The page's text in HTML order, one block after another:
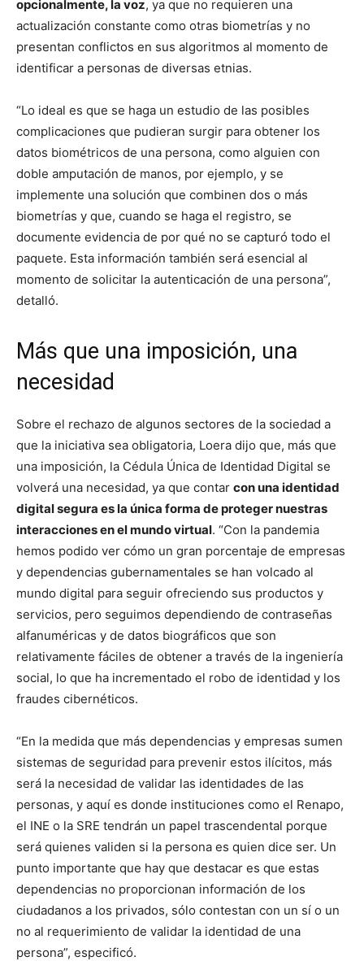
opcionalmente, la voz, ya que no requieren una
actualización constante como otras biometrías y no
presentan conflictos en sus algoritmos al momento de
identificar a personas de diversas etnias.
“Lo ideal es que se haga un estudio de las posibles
complicaciones que pudieran surgir para obtener los
datos biométricos de una persona, como alguien con
doble amputación de manos, por ejemplo, y se
implemente una solución que combinen dos o más
biometrías y que, cuando se haga el registro, se
documente evidencia de por qué no se capturó todo el
paquete. Esta información también será esencial al
momento de solicitar la autenticación de una persona”,
detalló.
Más que una imposición, una
necesidad
Sobre el rechazo de algunos sectores de la sociedad a
que la iniciativa sea obligatoria, Loera dijo que, más que
una imposición, la Cédula Única de Identidad Digital se
volverá una necesidad, ya que contar con una identidad
digital segura es la única forma de proteger nuestras
interacciones en el mundo virtual. “Con la pandemia
hemos podido ver cómo un gran porcentaje de empresas
y dependencias gubernamentales se han volcado al
mundo digital para seguir ofreciendo sus productos y
servicios, pero seguimos dependiendo de contraseñas
alfanuméricas y de datos biográficos que son
relativamente fáciles de obtener a través de la ingeniería
social, lo que ha incrementado el robo de identidad y los
fraudes cibernéticos.
“En la medida que más dependencias y empresas sumen
sistemas de seguridad para prevenir estos ilícitos, más
será la necesidad de validar las identidades de las
personas, y aquí es donde instituciones como el Renapo,
el INE o la SRE tendrán un papel trascendental porque
será quienes validen si la persona es quien dice ser. Un
punto importante que hay que destacar es que estas
dependencias no proporcionan información de los
ciudadanos a los privados, sólo contestan con un sí o un
no al requerimiento de validar la identidad de una
persona”, especificó.